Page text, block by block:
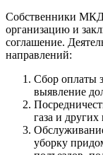
Собственники
организацию и
соглашение.
направлений:
Сбор оплаты
выявление
газа и
уборку